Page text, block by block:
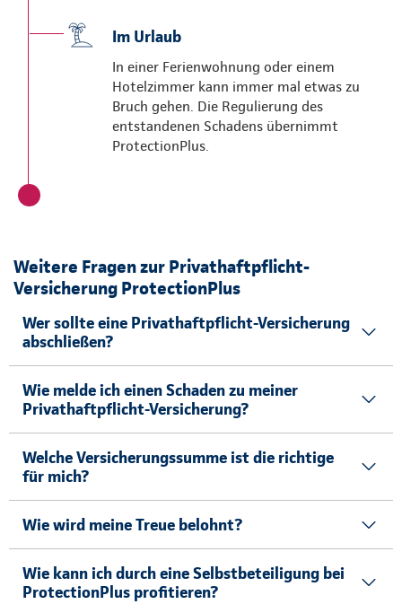
Im Urlaub
In einer Ferienwohnung oder einem
Hotelzimmer kann immer mal etwas zu
Bruch gehen. Die Regulierung des
entstandenen Schadens übernimmt
ProtectionPlus.
Weitere Fragen zur Privathaftpflicht-
Versicherung ProtectionPlus
Wer sollte eine Privathaftpflicht-Versicherung
abschließen?
Wie melde ich einen Schaden zu meiner
Privathaftpflicht-Versicherung?
Welche Versicherungssumme ist die richtige
für mich?
Wie wird meine Treue belohnt?
Wie kann ich durch eine Selbstbeteiligung bei
ProtectionPlus profitieren?